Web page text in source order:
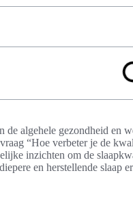
de algehele gezondheid en
“Hoe verbeter je de
inzichten om de
en herstellende slaap